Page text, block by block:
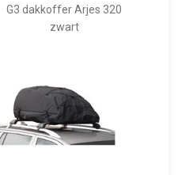
G3 dakkoffer Arjes 320
zwart